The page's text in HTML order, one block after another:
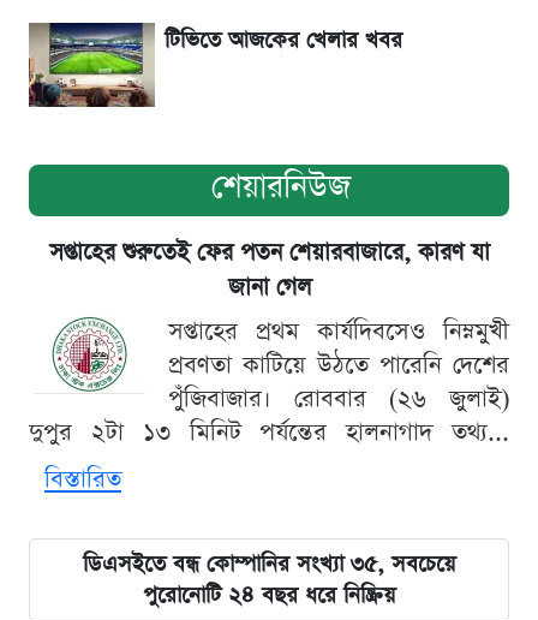
টিভিতে আজকের খেলার খবর
শেয়ারনিউজ
সপ্তাহের শুরুতেই ফের পতন শেয়ারবাজারে, কারণ যা
জানা গেল
সপ্তাহের প্রথম কার্যদিবসেও নিম্নমুখী
প্রবণতা কাটিয়ে উঠতে পারেনি দেশের
পুঁজিবাজার। রোববার (২৬ জুলাই)
দুপুর ২টা ১৩ মিনিট পর্যন্তের হালনাগাদ তথ্য...
বিস্তারিত
ডিএসইতে বন্ধ কোম্পানির সংখ্যা ৩৫, সবচেয়ে
পুরোনোটি ২৪ বছর ধরে নিষ্ক্রিয়